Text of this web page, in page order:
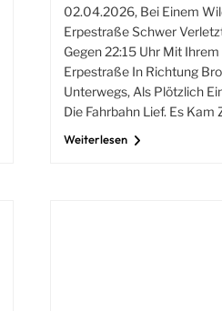
02.04.2026, Bei Einem
Erpestraße Schwer
Gegen 22:15 Uhr Mit
Erpestraße In Richtung
Unterwegs, Als Plötzlich
Die Fahrbahn Lief. Es Kam
Weiterlesen